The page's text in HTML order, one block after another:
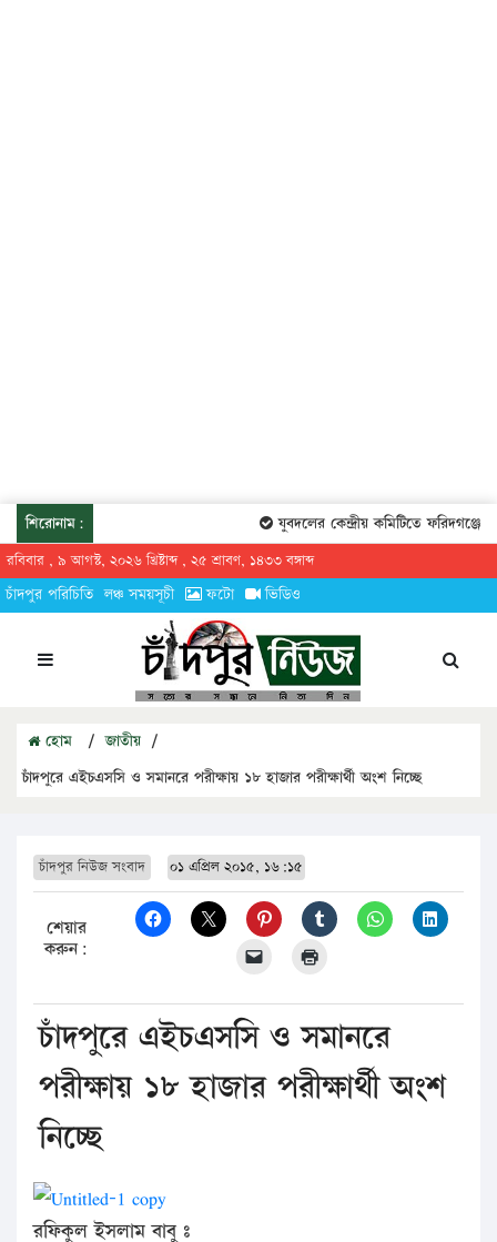
শিরোনাম: যুবদলের কেন্দ্রীয় কমিটিতে ফরিদগঞ্জের
রবিবার , ৯ আগস্ট, ২০২৬ খ্রিষ্টাব্দ , ২৫ শ্রাবণ, ১৪৩৩ বঙ্গাব্দ
চাঁদপুর পরিচিতি লঞ্চ সময়সূচী ফটো ভিডিও
হোম / জাতীয় /
চাঁদপুরে এইচএসসি ও সমানরে পরীক্ষায় ১৮ হাজার পরীক্ষার্থী অংশ নিচ্ছে
চাঁদপুর নিউজ সংবাদ ০১ এপ্রিল ২০১৫, ১৬:১৫
শেয়ার
করুন:
চাঁদপুরে এইচএসসি ও সমানরে
পরীক্ষায় ১৮ হাজার পরীক্ষার্থী অংশ
নিচ্ছে
রফিকুল ইসলাম বাবু ঃ